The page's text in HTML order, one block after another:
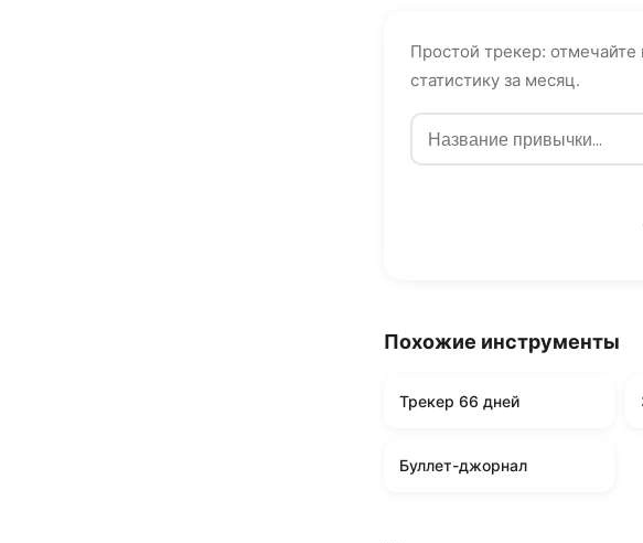
Простой трекер:
статистику за месяц.
Похожие инструменты
Трекер 66 дней
Буллет-джорнал